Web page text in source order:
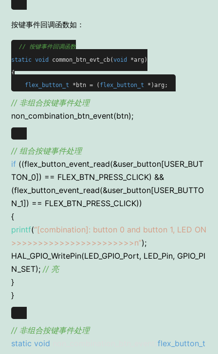
按键事件回调函数如：
// 按键事件回调函数
static void common_btn_evt_cb(void
*arg)
{
flex_button_t *btn = ( flex_button_t *)arg;
// 非组合按键事件处理
non_combination_btn_event(btn);
// 组合按键事件处理
if ((flex_button_event_read(&user_button[USER_BUT
TON_0]) == FLEX_BTN_PRESS_CLICK) &&
(flex_button_event_read(&user_button[USER_BUTTO
N_1]) == FLEX_BTN_PRESS_CLICK))
{
printf(“[combination]: button 0 and button 1, LED ON
>>>>>>>>>>>>>>>>>>>>>>>n”);
HAL_GPIO_WritePin(LED_GPIO_Port, LED_Pin, GPIO_PI
N_SET); // 亮
}
}
// 非组合按键事件处理
static void
flex_button_t